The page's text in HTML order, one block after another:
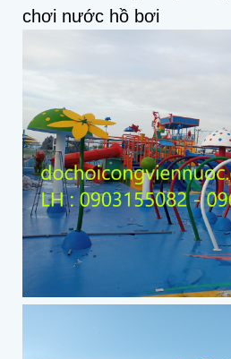
chơi nước hồ bơi